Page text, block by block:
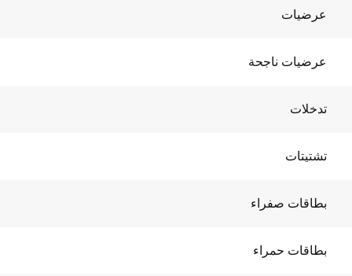
عرضيات
عرضيات ناجحة
تدخلات
تشتيتات
بطاقات صفراء
بطاقات حمراء